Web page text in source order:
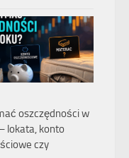
oszczędności w
lokata, konto
czy